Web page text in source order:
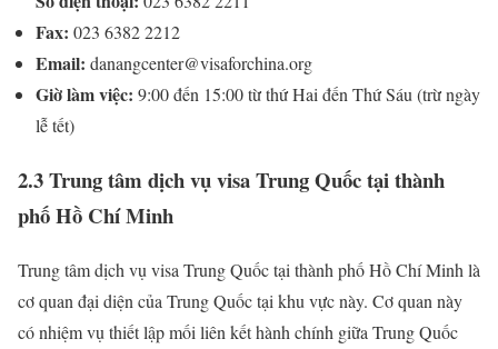
Fax: 023 6382 2212
Email: danangcenter@visaforchina.org
Giờ làm việc: 9:00 đến 15:00 từ thứ Hai đến Thứ Sáu (trừ ngày
lễ tết)
2.3 Trung tâm dịch vụ visa Trung Quốc tại thành
phố Hồ Chí Minh
Trung tâm dịch vụ visa Trung Quốc tại thành phố Hồ Chí Minh là
cơ quan đại diện của Trung Quốc tại khu vực này. Cơ quan này
có nhiệm vụ thiết lập mối liên kết hành chính giữa Trung Quốc